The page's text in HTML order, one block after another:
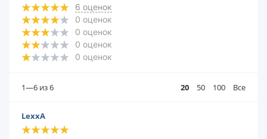
6 оценок
0 оценок
0 оценок
0 оценок
0 оценок
1—6 из 6 20 50 100 Все
LexxA